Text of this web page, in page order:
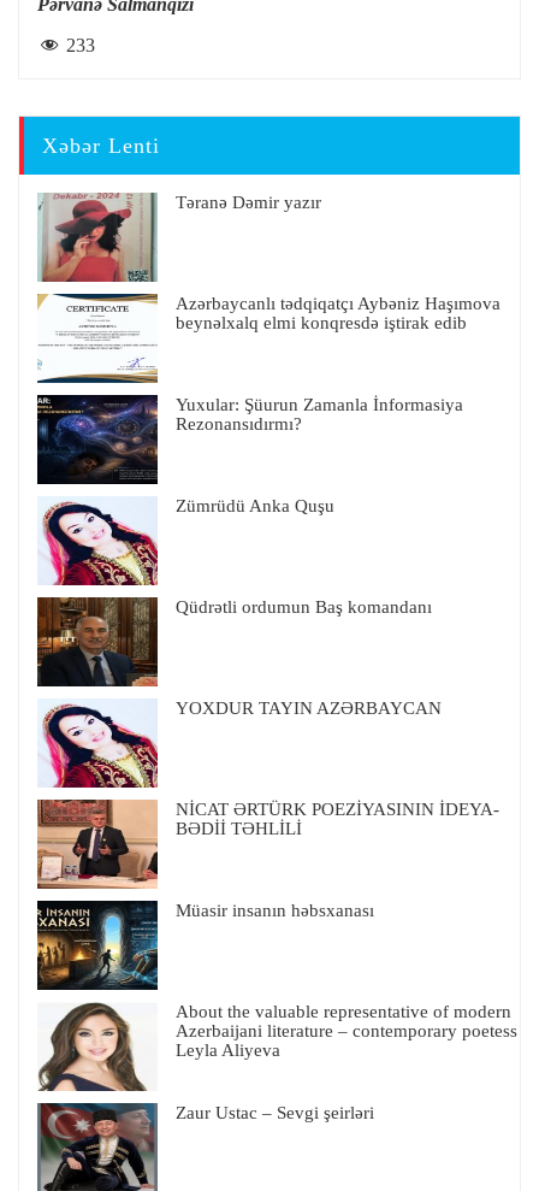
Pərvanə Salmanqızı
233
Xəbər Lenti
Təranə Dəmir yazır
Azərbaycanlı tədqiqatçı Aybəniz Haşımova
beynəlxalq elmi konqresdə iştirak edib
Yuxular: Şüurun Zamanla İnformasiya
Rezonansıdırmı?
Zümrüdü Anka Quşu
Qüdrətli ordumun Baş komandanı
YOXDUR TAYIN AZƏRBAYCAN
NİCAT ƏRTÜRK POEZİYASININ İDEYA-
BƏDİİ TƏHLİLİ
Müasir insanın həbsxanası
About the valuable representative of modern
Azerbaijani literature – contemporary poetess
Leyla Aliyeva
Zaur Ustac – Sevgi şeirləri